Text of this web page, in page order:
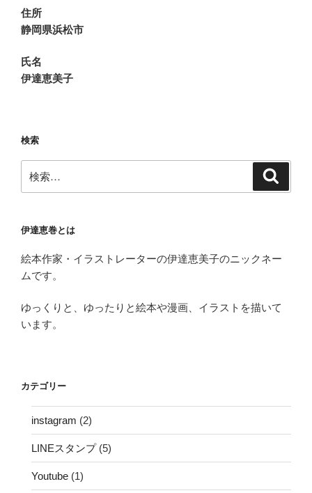
住所
静岡県浜松市
氏名
伊達恵美子
検索
索:
伊達恵巻とは
絵本作家・イラストレーターの伊達恵美子のニックネー
ムです。
ゆっくりと、ゆったりと絵本や漫画、イラストを描いて
います。
カテゴリー
instagram (2)
LINEスタンプ(5)
Youtube (1)